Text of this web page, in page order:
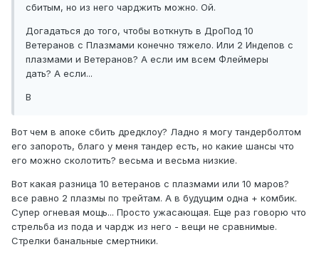
сбитым, но из него чарджить можно. Ой.
Догадаться до того, чтобы воткнуть в ДроПод 10
Ветеранов с Плазмами конечно тяжело. Или 2 Индепов с
плазмами и Ветеранов? А если им всем Флеймеры
дать? А если...
В
Вот чем в апоке сбить дредклоу? Ладно я могу тандерболтом
его запороть, благо у меня тандер есть, но какие шансы что
его можно сколотить? весьма и весьма низкие.
Вот какая разница 10 ветеранов с плазмами или 10 маров?
все равно 2 плазмы по трейтам. А в будущим одна + комбик.
Супер огневая мощь... Просто ужасающая. Еще раз говорю что
стрельба из пода и чардж из него - вещи не сравнимые.
Стрелки банальные смертники.